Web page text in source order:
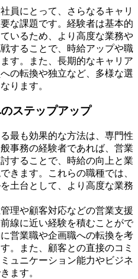
員にとって、さらなるキャリ
な課題です。経験者は基本的
いるため、より高度な業務や
することで、時給アップや職
す。また、長期的なキャリア
の転換や独立など、多様な選
ります。
ステップアップ
最も効果的な方法は、専門性
事務の経験者であれば、営業
することで、時給の向上と業
きます。これらの職種では、
土台として、より高度な業務
理や顧客対応などの営業支援
線に近い経験を積むことがで
営業職や企画職への転換を考
。また、顧客との直接のコミ
ュニケーション能力やビジネ
ます。